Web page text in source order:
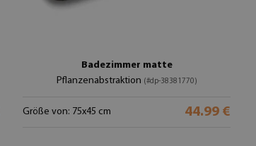
Badezimmer matte
Pflanzenabstraktion (#dp-38381770)
Größe von: 75x45 cm 44.99 €